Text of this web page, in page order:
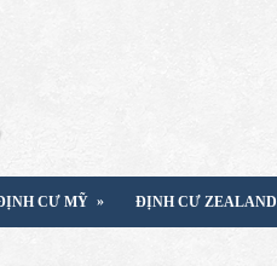
CƯ MỸ » ĐỊNH CƯ ZEALAND